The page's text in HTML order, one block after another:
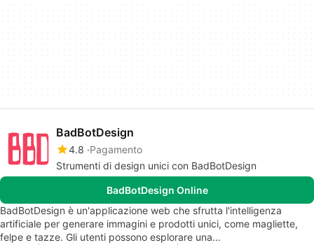
BadBotDesign
4.8 Pagamento
Strumenti di design unici con BadBotDesign
BadBotDesign Online
BadBotDesign è un'applicazione web che sfrutta l'intelligenza
artificiale per generare immagini e prodotti unici, come magliette,
felpe e tazze. Gli utenti possono esplorare una…